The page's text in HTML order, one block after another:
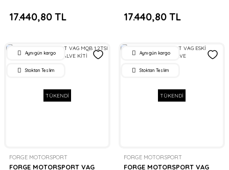
17.440,80 TL 17.440,80 TL
TÜKENDİ
Aynı gün kargo
Stoktan Teslim
FORGE MOTORSPORT
FORGE MOTORSPORT VAG
TÜKENDİ
Aynı gün kargo
Stoktan Teslim
FORGE MOTORSPORT
FORGE MOTORSPORT VAG